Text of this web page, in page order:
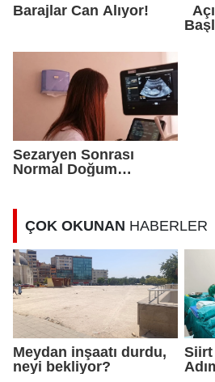
Barajlar Can Alıyor!
Sezaryen Sonrası
Normal Doğum
ÇOK OKUNAN HABERLER
Meydan inşaatı durdu,
neyi bekliyor?
Siirt